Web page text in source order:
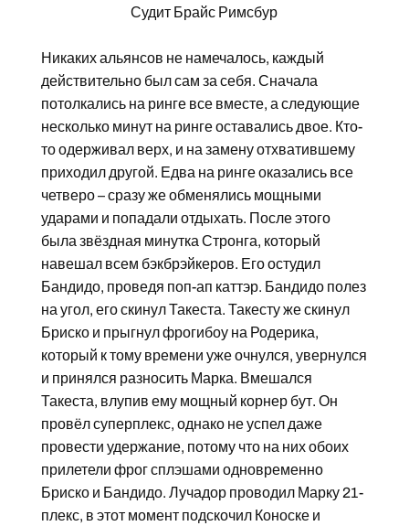
Судит Брайс Римсбур
Никаких альянсов не намечалось, каждый
действительно был сам за себя. Сначала
потолкались на ринге все вместе, а следующие
несколько минут на ринге оставались двое. Кто-
то одерживал верх, и на замену отхватившему
приходил другой. Едва на ринге оказались все
четверо – сразу же обменялись мощными
ударами и попадали отдыхать. После этого
была звёздная минутка Стронга, который
навешал всем бэкбрэйкеров. Его остудил
Бандидо, проведя поп-ап каттэр. Бандидо полез
на угол, его скинул Такеста. Такесту же скинул
Бриско и прыгнул фрогибоу на Родерика,
который к тому времени уже очнулся, увернулся
и принялся разносить Марка. Вмешался
Такеста, влупив ему мощный корнер бут. Он
провёл суперплекс, однако не успел даже
провести удержание, потому что на них обоих
прилетели фрог сплэшами одновременно
Бриско и Бандидо. Лучадор проводил Марку 21-
плекс, в этот момент подскочил Коноске и